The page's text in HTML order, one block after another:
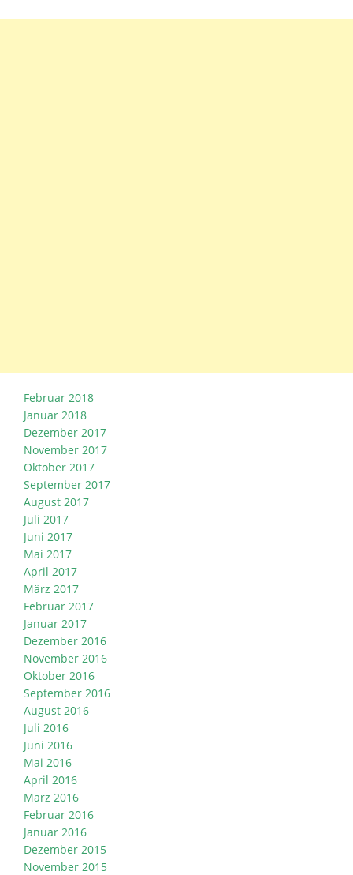
Februar 2018
Januar 2018
Dezember 2017
November 2017
Oktober 2017
September 2017
August 2017
Juli 2017
Juni 2017
Mai 2017
April 2017
März 2017
Februar 2017
Januar 2017
Dezember 2016
November 2016
Oktober 2016
September 2016
August 2016
Juli 2016
Juni 2016
Mai 2016
April 2016
März 2016
Februar 2016
Januar 2016
Dezember 2015
November 2015